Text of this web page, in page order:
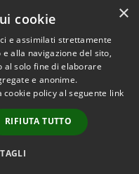
Copyright © 2026 • Città di
Maida • Powered by
Municipium•
Admin
access
×
cookie
e assimilati strettamente
alla navigazione del sito,
al solo fine di elaborare
e anonime.
policy al seguente link
RIFIUTA TUTTO